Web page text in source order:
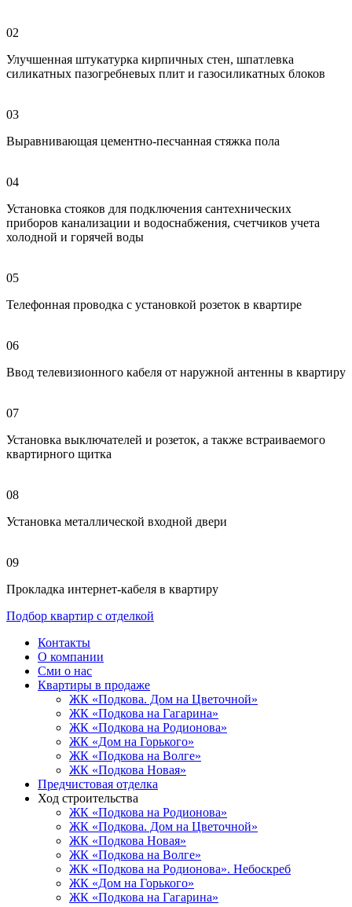
02
Улучшенная штукатурка кирпичных стен, шпатлевка
силикатных пазогребневых плит и газосиликатных блоков
03
Выравнивающая цементно-песчанная стяжка пола
04
Установка стояков для подключения сантехнических
приборов канализации и водоснабжения, счетчиков учета
холодной и горячей воды
05
Телефонная проводка с установкой розеток в квартире
06
Ввод телевизионного кабеля от наружной антенны в квартиру
07
Установка выключателей и розеток, а также встраиваемого
квартирного щитка
08
Установка металлической входной двери
09
Прокладка интернет-кабеля в квартиру
Подбор квартир с отделкой
Контакты
О компании
Сми о нас
Квартиры в продаже
ЖК «Подкова. Дом на Цветочной»
ЖК «Подкова на Гагарина»
ЖК «Подкова на Родионова»
ЖК «Дом на Горького»
ЖК «Подкова на Волге»
ЖК «Подкова Новая»
Предчистовая отделка
Ход строительства
ЖК «Подкова на Родионова»
ЖК «Подкова. Дом на Цветочной»
ЖК «Подкова Новая»
ЖК «Подкова на Волге»
ЖК «Подкова на Родионова». Небоскреб
ЖК «Дом на Горького»
ЖК «Подкова на Гагарина»